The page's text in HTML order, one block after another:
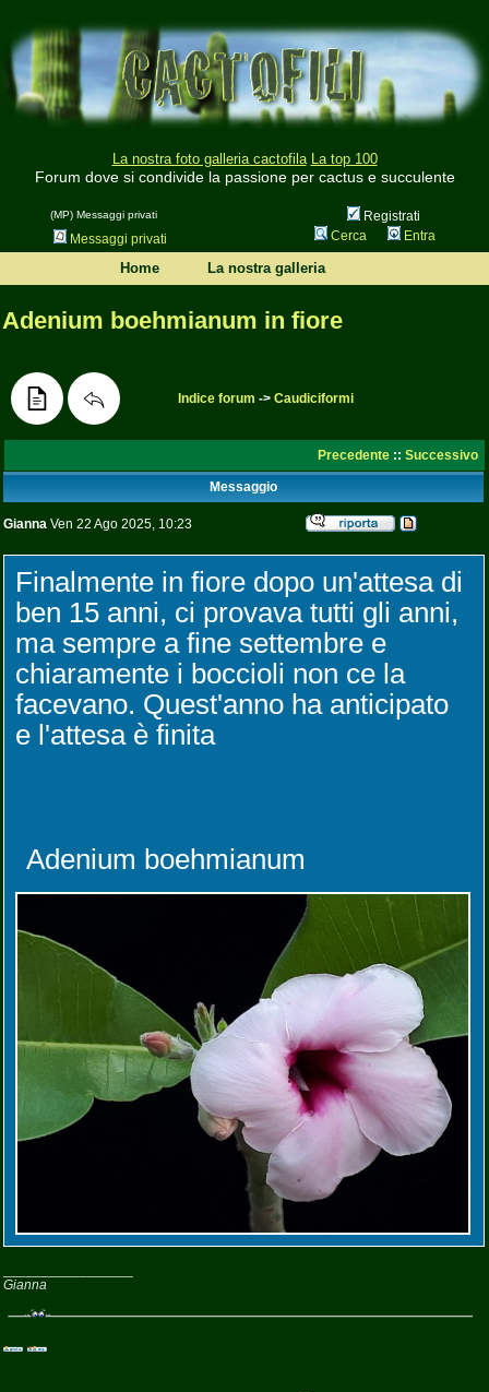
La nostra foto galleria cactofila La top 100
Forum dove si condivide la passione per cactus e succulente
(MP) Messaggi privati
Registrati
Messaggi privati
Cerca Entra
Home La nostra galleria
Adenium boehmianum in fiore
Indice forum -> Caudiciformi
Precedente :: Successivo
Messaggio
Gianna Ven 22 Ago 2025, 10:23
Finalmente in fiore dopo un'attesa di
ben 15 anni, ci provava tutti gli anni,
ma sempre a fine settembre e
chiaramente i boccioli non ce la
facevano. Quest'anno ha anticipato
e l'attesa è finita
Adenium boehmianum
Gianna